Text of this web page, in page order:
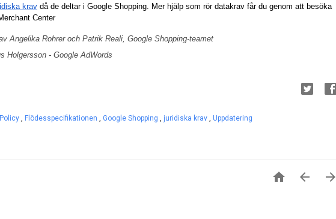
krav då de deltar i Google Shopping. Mer hjälp som rör datakrav får du genom att besöka
Center
Angelika Rohrer och Patrik Reali, Google Shopping-teamet
Holgersson - Google AdWords
Flödesspecifikationen Google Shopping juridiska krav Uppdatering
  